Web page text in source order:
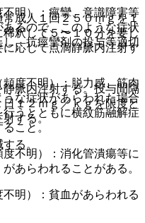
明）：痙攣、意識障害等
るので、このような症状
、抗痙攣剤の投与等適切
度不明）：脱力感、筋肉
な症状があらわれた場合
うとともに横紋筋融解症
こと。
不明）：消化管潰瘍等に
あらわれることがある。
明）：貧血があらわれる
成人１回２５０ｍｇを１
釈して５〜１０分を要し
応じて点滴静脈内注射す
脈内注射する。投与間隔
１２ｍｇ／ｋｇを限度と
する。
る。